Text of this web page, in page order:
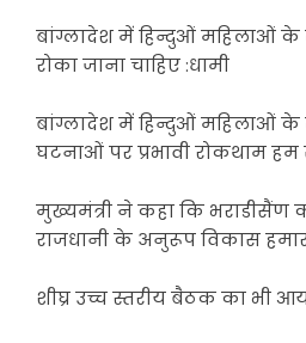
बांग्लादेश में हिन्दुओं महिलाओं के
रोका जाना चाहिए :धामी
बांग्लादेश में हिन्दुओं महिलाओं के
घटनाओं पर प्रभावी रोकथाम
मुख्यमंत्री ने कहा कि भराडीसैंण
राजधानी के अनुरूप विकास
शीघ्र उच्च स्तरीय बैठक का भी